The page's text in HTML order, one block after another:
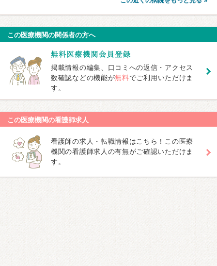
この医療機関の関係者の方へ
掲載情報の編集、口コミへの返信・アクセス
数確認などの機能が無料でご利用いただけま
す。
この医療機関の看護師求人
看護師の求人・転職情報はこちら！この医療
機関の看護師求人の有無がご確認いただけま
す。